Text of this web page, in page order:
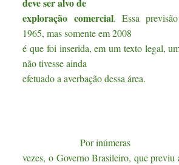
deve ser alvo de
exploração comercial. Essa
1965, mas somente em 2008
é que foi inserida, em um texto legal,
não tivesse ainda
efetuado a averbação dessa área.
Por inúmeras
vezes, o Governo Brasileiro, que previu